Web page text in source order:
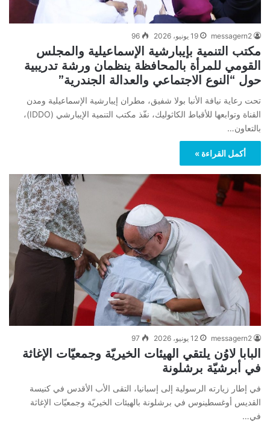
messagern2 19 يونيو، 2026 96
مكتب التنمية بإيبارشية الإسماعيلية والمجلس
القومي للمرأة بالمحافظة ينظمان ورشة تدريبية
حول “النوع الاجتماعي والعدالة الجندرية”
تحت رعاية نيافة الأنبا بولا شفيق، مطران إيبارشية الإسماعيلية ومدن
القناة وتوابعها للأقباط الكاثوليك، نفّذ مكتب التنمية الإيبارشي (IDDO)،
بالتعاون…
أكمل القراءة »
messagern2 12 يونيو، 2026 97
البابا لاوُن يلتقي الهيئات الخيريّة وجمعيّات الإغاثة
في أبرشيّة برشلونة
في إطار زيارته الرسولية إلى إسبانيا، التقى الأب الأقدس في كنيسة
القديس أوغسطينوس في برشلونة بالهيئات الخيريّة وجمعيّات الإغاثة
في…